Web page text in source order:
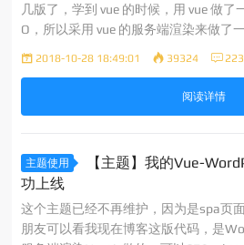
几版了，学到 vue 的时候，用 vue 做了
O，所以采用 vue 的服务端渲染来做了
一下学习，也就是目前的页面，源码已
相对于之前的主题配置，这次有点不一
2018-10-28 18:49:01 39324 223
阅读详情
主题使用
【主题】我的Vue-
功上线
这个主题已经不再维护，因为是spa页
朋友可以看我现在博客这版代码，是